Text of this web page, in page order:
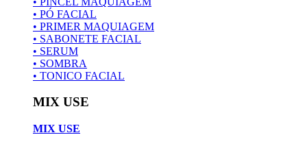
• PÓ FACIAL
• PRIMER MAQUIAGEM
• SABONETE FACIAL
• SERUM
• SOMBRA
• TONICO FACIAL
MIX USE
MIX USE